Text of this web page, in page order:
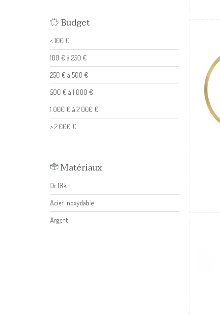
Budget
< 100 €
100 € à 250 €
250 € à 500 €
500 € à 1 000 €
1 000 € à 2 000 €
> 2 000 €
Matériaux
Or 18k
Acier inoxydable
Argent